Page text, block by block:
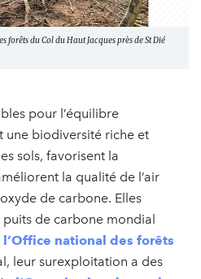
forêts du Col du Haut Jacques près de St Dié
pour l’équilibre
une biodiversité riche et
sols, favorisent la
la qualité de l’air
de carbone. Elles
de carbone mondial
l’Office national des forêts
leur surexploitation a des